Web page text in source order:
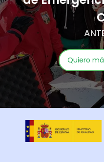
Quiero